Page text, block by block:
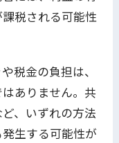
税される可能性
税金の負担は、
ありません。共
、いずれの方法
生する可能性が